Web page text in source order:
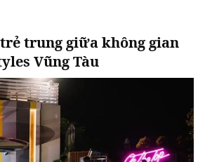
trung giữa không gian
Vũng Tàu